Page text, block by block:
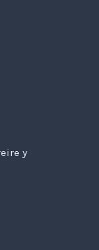
y